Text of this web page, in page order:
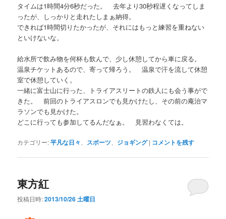
タイムは1時間4分6秒だった。 去年より30秒程遅くなってしま
ったが、しっかりと走れたしまぁ納得。
できれば1時間切りたかったが、それにはもっと練習を重ねない
といけないな。
給水所で飲み物を何杯も飲んで、少し休憩してから車に戻る。
温泉チケットあるので、寄って帰ろう。 温泉で汗を流して休憩
室で休憩していく。
一緒に富士山に行った、トライアスリートの鉄人にも会う事がで
きた。 前回のトライアスロンでも見かけたし、その前の庵治マ
ラソンでも見かけた。
どこに行っても参加してるんだなぁ。 見習わなくては。
カテゴリー:平凡な日々 スポーツ ジョギング | コメントを残す
東方紅
投稿日時:2013/10/26 土曜日